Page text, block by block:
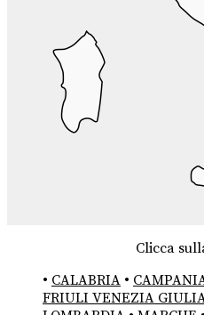
Clicca
• CALABRIA •
FRIULI VENEZIA